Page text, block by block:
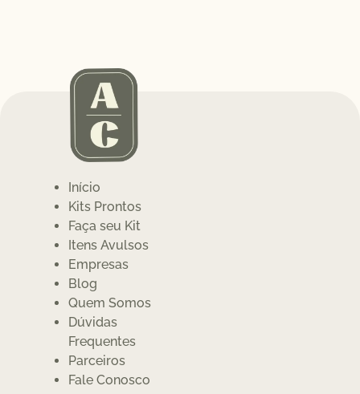
Início
Kits Prontos
Faça seu Kit
Itens Avulsos
Empresas
Blog
Quem Somos
Dúvidas
Frequentes
Parceiros
Fale Conosco